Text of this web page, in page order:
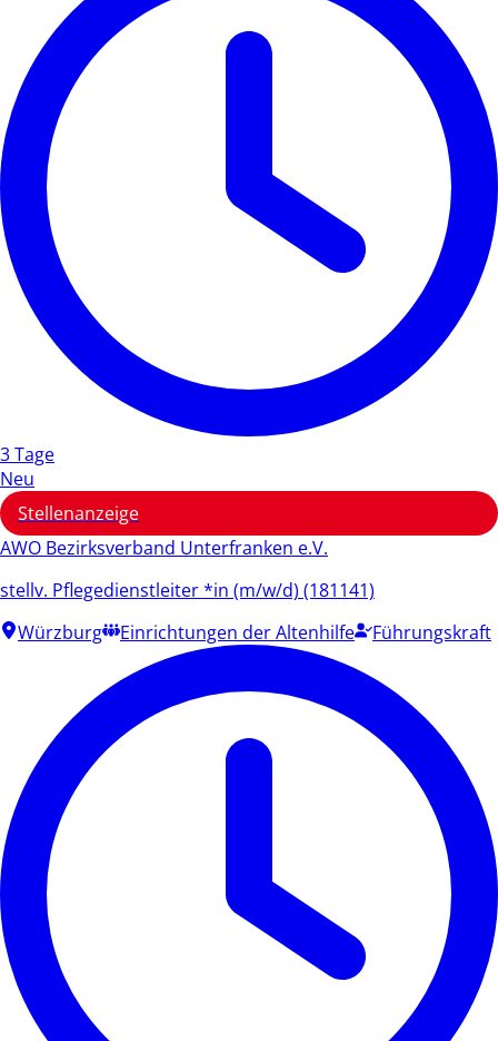
3 Tage
Neu
Stellenanzeige
AWO Bezirksverband Unterfranken e.V.
stellv. Pflegedienstleiter *in (m/w/d) (181141)
Würzburg
Einrichtungen der Altenhilfe Führungskraft